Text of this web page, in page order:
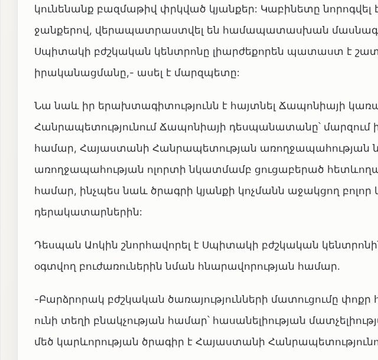
կունենանք բազմաթիվ փրկված կյանքեր: Կաբինետը
ջանքերով, վերապատրաստվել են համապատասխան
Սպիտակի բժշկական կենտրոնը լիարժեքորեն պատաստ է շատ
իրականացմանը,- ասել է մարզպետը:
Նա նաև իր երախտագիտությունն է հայտնել Ճապոնիայի
Հանրապետությունում Ճապոնիայի դեսպանատանը՝
համար, Հայաստանի Հանրապետության առողջապահության
առողջապահության ոլորտի նկատմամբ ցուցաբերած
համար, ինչպես նաև ծրագրի կյանքի կոչմանն աջակցող բոլոր
դերակատարներին:
Դեսպան Աոկին շնորհավորել է Սպիտակի բժշկական
օգտվող բուժառուներին նման հնարավորության համար.
-Բարձրորակ բժշկական ծառայությունների մատուցումը փոքր
ունի տեղի բնակչության համար՝ հասանելիության
մեծ կարևորության ծրագիր է Հայաստանի